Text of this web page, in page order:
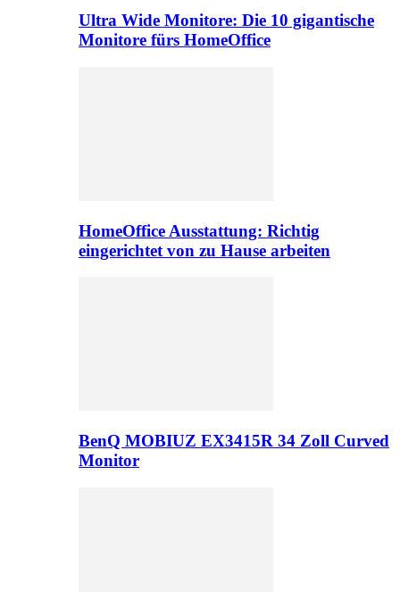
Ultra Wide Monitore: Die 10 gigantische
Monitore fürs HomeOffice
HomeOffice Ausstattung: Richtig
eingerichtet von zu Hause arbeiten
BenQ MOBIUZ EX3415R 34 Zoll Curved
Monitor